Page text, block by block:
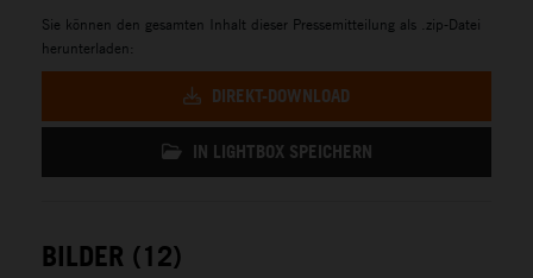
Sie können den gesamten Inhalt dieser Pressemitteilung als .zip-Datei
herunterladen:
DIREKT-DOWNLOAD
IN LIGHTBOX SPEICHERN
BILDER (12)